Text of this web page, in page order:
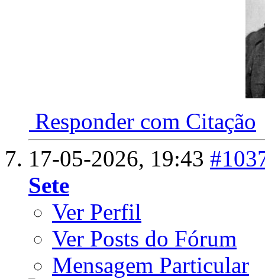
Responder com Citação
17-05-2026, 19:43
Sete
Ver Perfil
Ver Posts do Fórum
Mensagem Particular